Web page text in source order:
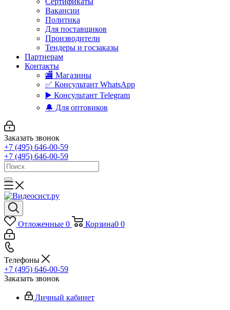
Вакансии
Политика
Для поставщиков
Производители
Тендеры и госзаказы
Партнерам
Контакты
🏬 Магазины
✅️ Консультант WhatsApp
▶️ Консультант Telegram
🔔 Для оптовиков
Заказать звонок
+7 (495) 646-00-59
+7 (495) 646-00-59
Отложенные 0 Корзина0 0
Телефоны
+7 (495) 646-00-59
Заказать звонок
Личный кабинет